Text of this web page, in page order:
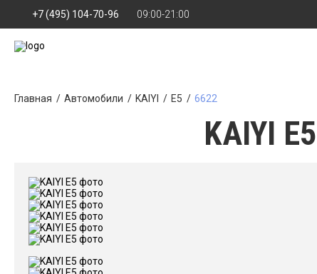
+7 (495) 104-70-96 09:00-21:00
Главная Автомобили KAIYI E5 6622
KAIYI